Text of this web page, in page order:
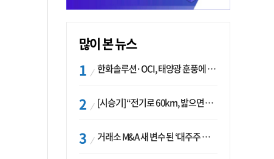
많이 본 뉴스
한화솔루션·OCI, 태양광 훈풍에 실적 개선…美 ‘섹션232’ 최대 변수
[시승기] “전기로 60km, 밟으면 462마력”…볼보 XC60 T8의 두 얼굴
거래소 M&A 새 변수 된 ‘대주주 심사’…네이버·두나무 결합도 영향권